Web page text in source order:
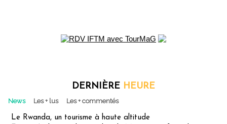
DERNIÈRE HEURE
News Les + lus Les + commentés
Le Rwanda, un tourisme à haute altitude